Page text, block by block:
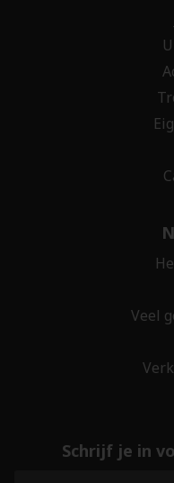
Veel
Schrijf je in